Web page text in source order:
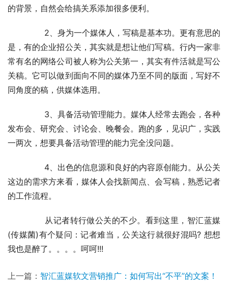
的背景，自然会给搞关系添加很多便利。
是，有的企业招公关，其实就是想让他们写稿。行内一家非
常有名的网络公司被人称为公关第一，其实有件活就是写公
关稿。它可以做到面向不同的媒体乃至不同的版面，写好不
同角度的稿，供媒体选用。
发布会、研究会、讨论会、晚餐会。跑的多，见识广，实践
一两次，想要具备活动管理的能力完全没问题。
这边的需求方来看，媒体人会找新闻点、会写稿，熟悉记者
的工作流程。
(传媒菌)有个疑问：记者难当，公关这行就很好混吗? 想想
我也是醉了。。。。呵呵!!!
上一篇： 智汇蓝媒软文营销推广：如何写出“不平”的文案！